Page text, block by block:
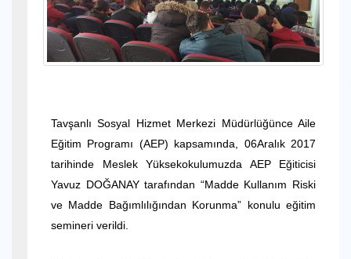
Tavşanlı Sosyal Hizmet Merkezi Müdürlüğünce Aile
Eğitim Programı (AEP) kapsamında, 06Aralık 2017
tarihinde Meslek Yüksekokulumuzda AEP Eğiticisi
Yavuz DOĞANAY tarafından “Madde Kullanım Riski
ve Madde Bağımlılığından Korunma” konulu eğitim
semineri verildi.